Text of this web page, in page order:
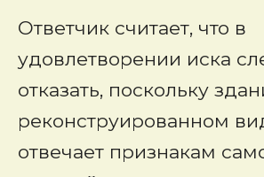
Ответчик считает, что в
удовлетворении иска
отказать, поскольку
реконструированном
отвечает признакам